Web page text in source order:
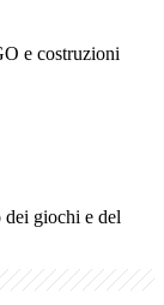
e costruzioni
giochi e del